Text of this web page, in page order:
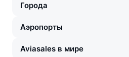
Города
Аэропорты
Aviasales в мире